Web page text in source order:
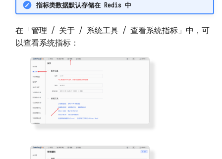
实验性功能
安装第三方包
上传用户 Python 模块
系统补丁
打印日志 print
导出函数 DFF.API
环境变量 DFF.ENV
MySQL
Redis
Microsoft SQL Server
PostgreSQL
函数执行无响应
包无法 import 或版本错误
代码无法访问特定域名
外网无法访问本系统
无法通过 POST 方式调用 API
函数执行发生 TaskTimeout 错误
监控器自动暂停
通过阿里云 DataV 展示数据
接收观测云 Webhook 自定义告警
对接观测云自建通知对象
对接观测云高级函数
指标类数据默认存储在 Redis 中
在「管理 / 关于 / 系统工具 / 查看系统指标」中，可
以查看系统指标：